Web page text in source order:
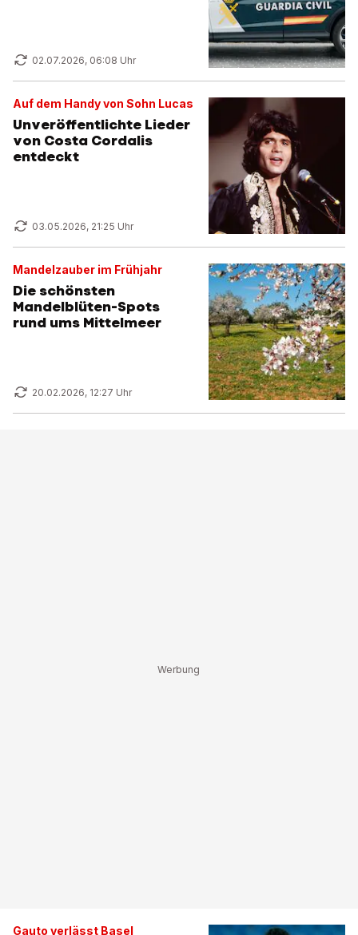
02.07.2026, 06:08 Uhr
Auf dem Handy von Sohn Lucas
Unveröffentlichte Lieder
von Costa Cordalis
entdeckt
03.05.2026, 21:25 Uhr
Mandelzauber im Frühjahr
Die schönsten
Mandelblüten-Spots
rund ums Mittelmeer
20.02.2026, 12:27 Uhr
Gauto verlässt Basel